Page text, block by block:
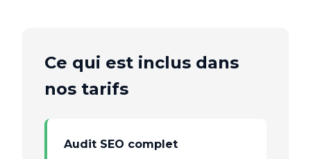
Ce qui est inclus dans
nos tarifs
Audit SEO complet